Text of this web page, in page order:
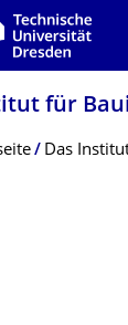
für
Menü
Das